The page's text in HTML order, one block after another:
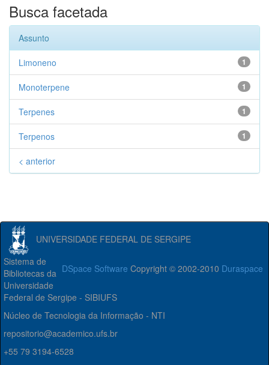
Busca facetada
Assunto
1
Limoneno
1
Monoterpene
1
Terpenes
1
Terpenos
< anterior
UNIVERSIDADE FEDERAL DE SERGIPE
DSpace Software Copyright © 2002-2010 Duraspace
Sistema de
Bibliotecas da
Universidade
Federal de Sergipe - SIBIUFS
Núcleo de Tecnologia da Informação - NTI
repositorio@academico.ufs.br
+55 79 3194-6528